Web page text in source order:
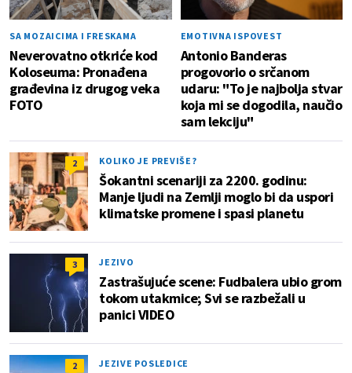
SA MOZAICIMA I FRESKAMA
Neverovatno otkriće kod
Koloseuma: Pronađena
građevina iz drugog veka
FOTO
EMOTIVNA ISPOVEST
Antonio Banderas
progovorio o srčanom
udaru: "To je najbolja stvar
koja mi se dogodila, naučio
sam lekciju"
2 KOLIKO JE PREVIŠE?
Šokantni scenariji za 2200. godinu:
Manje ljudi na Zemlji moglo bi da uspori
klimatske promene i spasi planetu
3 JEZIVO
Zastrašujuće scene: Fudbalera ubio grom
tokom utakmice; Svi se razbežali u
panici VIDEO
2 JEZIVE POSLEDICE